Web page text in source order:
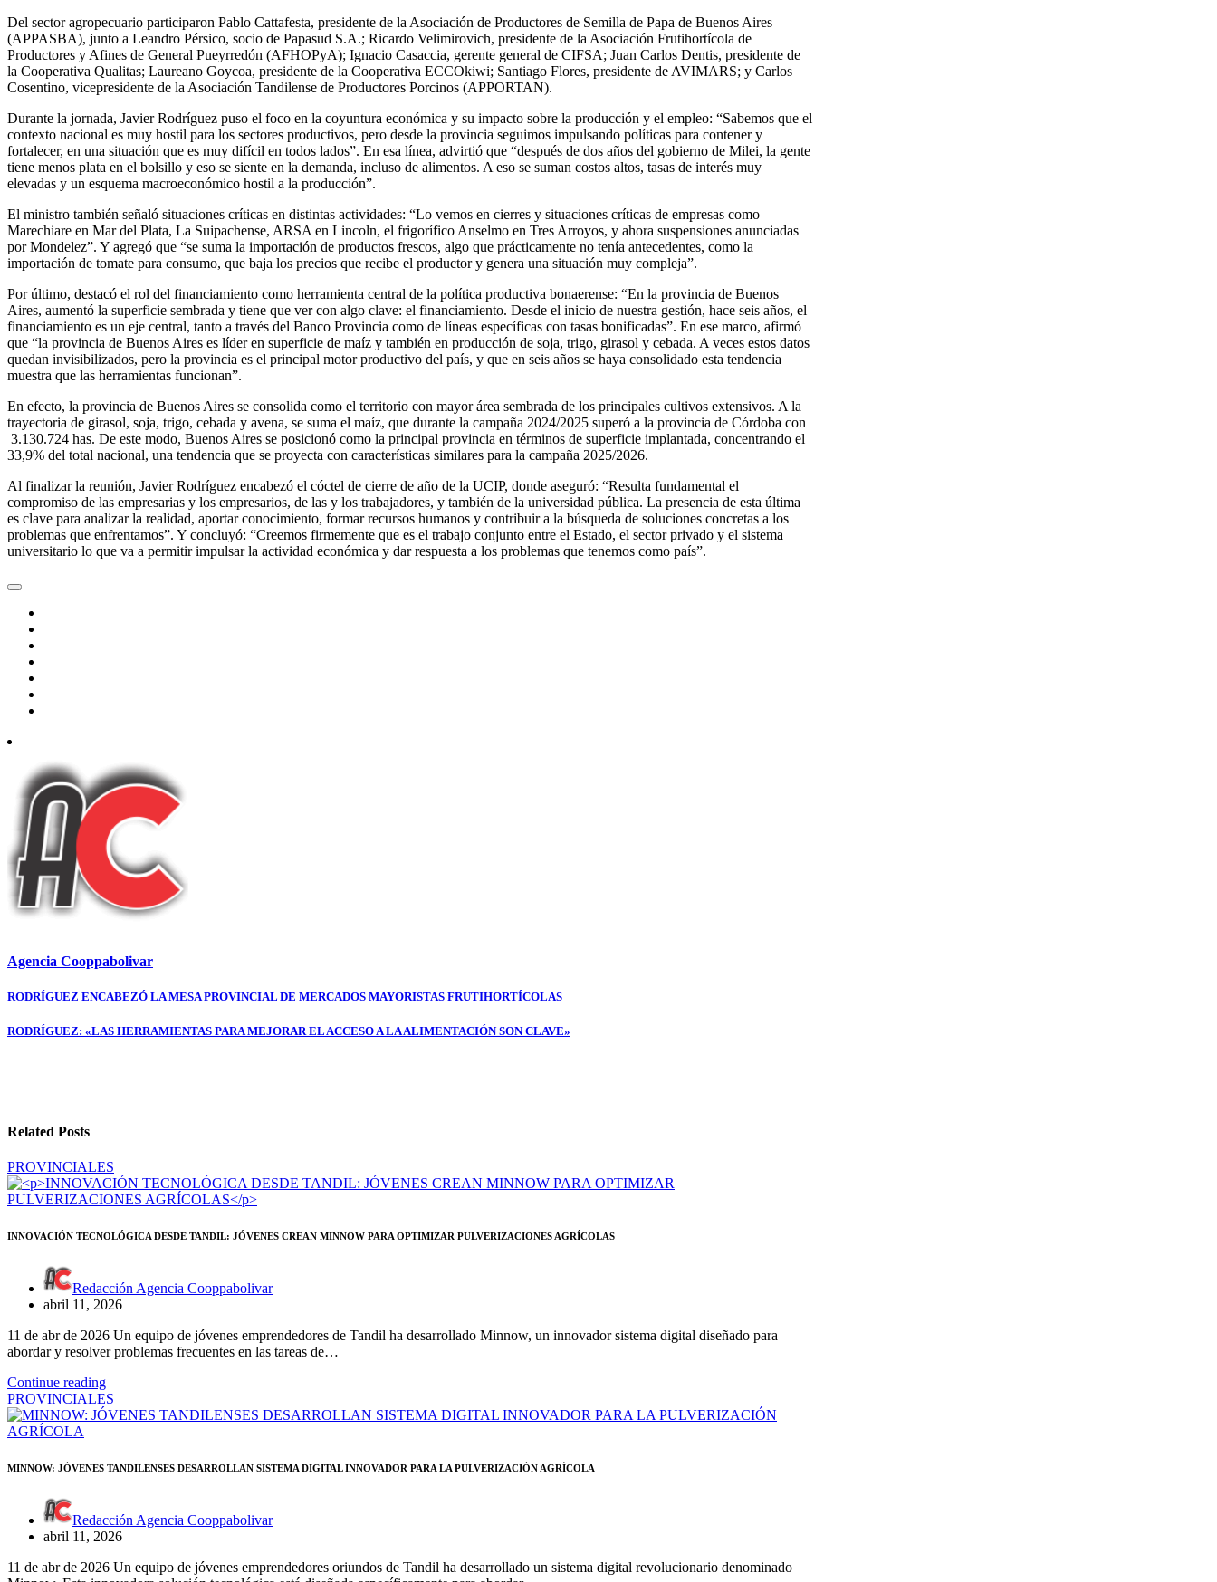
Del sector agropecuario participaron Pablo Cattafesta, presidente de la Asociación de Productores de Semilla de Papa de Buenos Aires
(APPASBA), junto a Leandro Pérsico, socio de Papasud S.A.; Ricardo Velimirovich, presidente de la Asociación Frutihortícola de
Productores y Afines de General Pueyrredón (AFHOPyA); Ignacio Casaccia, gerente general de CIFSA; Juan Carlos Dentis, presidente de
la Cooperativa Qualitas; Laureano Goycoa, presidente de la Cooperativa ECCOkiwi; Santiago Flores, presidente de AVIMARS; y Carlos
Cosentino, vicepresidente de la Asociación Tandilense de Productores Porcinos (APPORTAN).
Durante la jornada, Javier Rodríguez puso el foco en la coyuntura económica y su impacto sobre la producción y el empleo: “Sabemos que el
contexto nacional es muy hostil para los sectores productivos, pero desde la provincia seguimos impulsando políticas para contener y
fortalecer, en una situación que es muy difícil en todos lados”. En esa línea, advirtió que “después de dos años del gobierno de Milei, la gente
tiene menos plata en el bolsillo y eso se siente en la demanda, incluso de alimentos. A eso se suman costos altos, tasas de interés muy
elevadas y un esquema macroeconómico hostil a la producción”.
El ministro también señaló situaciones críticas en distintas actividades: “Lo vemos en cierres y situaciones críticas de empresas como
Marechiare en Mar del Plata, La Suipachense, ARSA en Lincoln, el frigorífico Anselmo en Tres Arroyos, y ahora suspensiones anunciadas
por Mondelez”. Y agregó que “se suma la importación de productos frescos, algo que prácticamente no tenía antecedentes, como la
importación de tomate para consumo, que baja los precios que recibe el productor y genera una situación muy compleja”.
Por último, destacó el rol del financiamiento como herramienta central de la política productiva bonaerense: “En la provincia de Buenos
Aires, aumentó la superficie sembrada y tiene que ver con algo clave: el financiamiento. Desde el inicio de nuestra gestión, hace seis años, el
financiamiento es un eje central, tanto a través del Banco Provincia como de líneas específicas con tasas bonificadas”. En ese marco, afirmó
que “la provincia de Buenos Aires es líder en superficie de maíz y también en producción de soja, trigo, girasol y cebada. A veces estos datos
quedan invisibilizados, pero la provincia es el principal motor productivo del país, y que en seis años se haya consolidado esta tendencia
muestra que las herramientas funcionan”.
En efecto, la provincia de Buenos Aires se consolida como el territorio con mayor área sembrada de los principales cultivos extensivos. A la
trayectoria de girasol, soja, trigo, cebada y avena, se suma el maíz, que durante la campaña 2024/2025 superó a la provincia de Córdoba con
3.130.724 has. De este modo, Buenos Aires se posicionó como la principal provincia en términos de superficie implantada, concentrando el
33,9% del total nacional, una tendencia que se proyecta con características similares para la campaña 2025/2026.
Al finalizar la reunión, Javier Rodríguez encabezó el cóctel de cierre de año de la UCIP, donde aseguró: “Resulta fundamental el
compromiso de las empresarias y los empresarios, de las y los trabajadores, y también de la universidad pública. La presencia de esta última
es clave para analizar la realidad, aportar conocimiento, formar recursos humanos y contribuir a la búsqueda de soluciones concretas a los
problemas que enfrentamos”. Y concluyó: “Creemos firmemente que es el trabajo conjunto entre el Estado, el sector privado y el sistema
universitario lo que va a permitir impulsar la actividad económica y dar respuesta a los problemas que tenemos como país”.
Agencia Cooppabolivar
Navegación
de
RODRÍGUEZ ENCABEZÓ LA MESA PROVINCIAL DE MERCADOS MAYORISTAS FRUTIHORTÍCOLAS
RODRÍGUEZ: «LAS HERRAMIENTAS PARA MEJORAR EL ACCESO A LA ALIMENTACIÓN SON CLAVE»
Related Posts
PROVINCIALES
INNOVACIÓN TECNOLÓGICA DESDE TANDIL: JÓVENES CREAN MINNOW PARA OPTIMIZAR PULVERIZACIONES AGRÍCOLAS
Redacción Agencia Cooppabolivar
abril 11, 2026
11 de abr de 2026 Un equipo de jóvenes emprendedores de Tandil ha desarrollado Minnow, un innovador sistema digital diseñado para
abordar y resolver problemas frecuentes en las tareas de…
Continue reading
PROVINCIALES
MINNOW: JÓVENES TANDILENSES DESARROLLAN SISTEMA DIGITAL INNOVADOR PARA LA PULVERIZACIÓN AGRÍCOLA
Redacción Agencia Cooppabolivar
abril 11, 2026
11 de abr de 2026 Un equipo de jóvenes emprendedores oriundos de Tandil ha desarrollado un sistema digital revolucionario denominado